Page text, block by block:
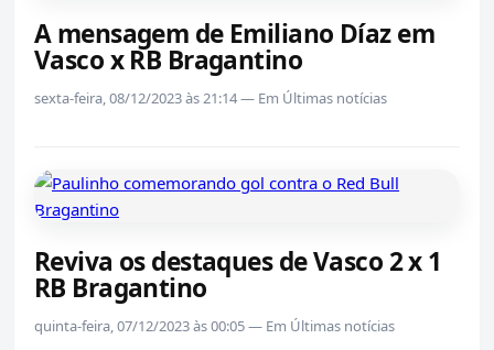
A mensagem de Emiliano Díaz em
Vasco x RB Bragantino
sexta-feira, 08/12/2023 às 21:14 — Em Últimas notícias
Reviva os destaques de Vasco 2 x 1
RB Bragantino
quinta-feira, 07/12/2023 às 00:05 — Em Últimas notícias